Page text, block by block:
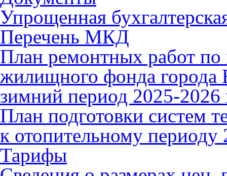
Упрощенная
Перечень МКД
План ремонтных работ по
жилищного фонда города
зимний период 2025-2026
План подготовки систем
к отопительному периоду
Тарифы